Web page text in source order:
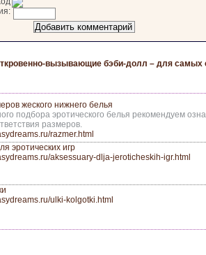
вызывающие бэби-долл – для самых
жеского нижнего белья
подбора эротического белья рекомендуем
размеров.
razmer.html
эротических игр
aksessuary-dlja-jeroticheskih-igr.html
ulki-kolgotki.html